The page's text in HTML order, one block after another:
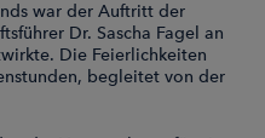
war der Auftritt der
Dr. Sascha Fagel an
Die Feierlichkeiten
begleitet von der